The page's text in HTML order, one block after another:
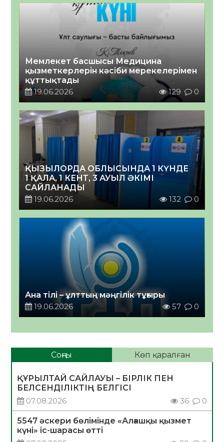
Мемлекет басшысы Медицина
қызметкерлерін кәсіби мерекелерімен
құттықтады
19.06.2026
129 0
ҚЫЗЫЛОРДА ОБЛЫСЫНДА 1 КҮНДЕ
1 ҚАЛА, 1 КЕНТ, 3 АУЫЛ ӘКІМІ
САЙЛАНАДЫ
19.06.2026
132 0
Ана тілі – ұлттың мәңгілік тұғыры
19.06.2026
57 0
Соңғы Көп қаралған
ҚҰРЫЛТАЙ САЙЛАУЫ – БІРЛІК ПЕН
БЕЛСЕНДІЛІКТІҢ БЕЛГІСІ
07.08.2026
36 0
5547 әскери бөлімінде «Алғашқы қызмет
күні» іс-шарасы өтті